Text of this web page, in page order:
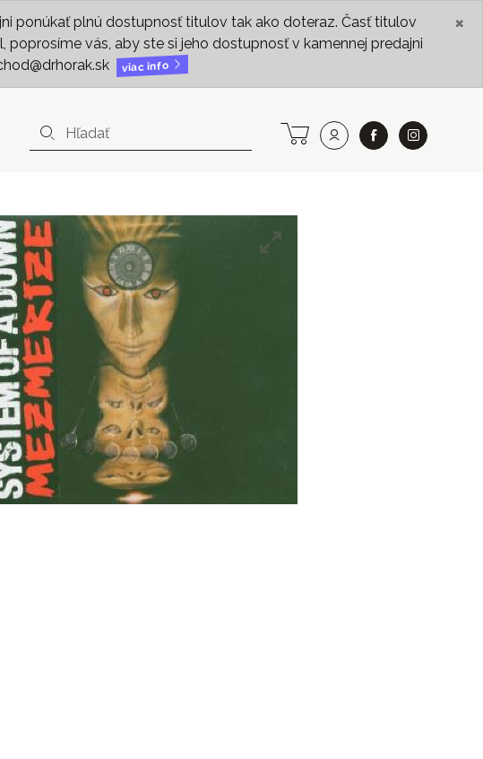
ponúkať plnú dostupnosť titulov tak ako doteraz. Časť titulov
vás, aby ste si jeho dostupnosť v kamennej predajni
viac info
×